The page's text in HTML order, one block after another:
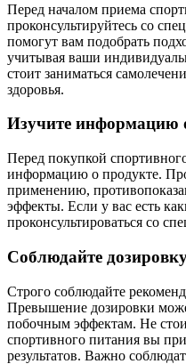
Перед началом приема
проконсультируйтесь со
помогут вам подобрать
учитывая ваши
стоит заниматься
здоровья.
Изучите информацию
Перед покупкой
информацию о продукте.
применению,
эффекты. Если у вас есть
проконсультироваться со
Соблюдайте
Строго соблюдайте
Превышение дозировки
побочным эффектам. Не
спортивного питания вы
результатов. Важно